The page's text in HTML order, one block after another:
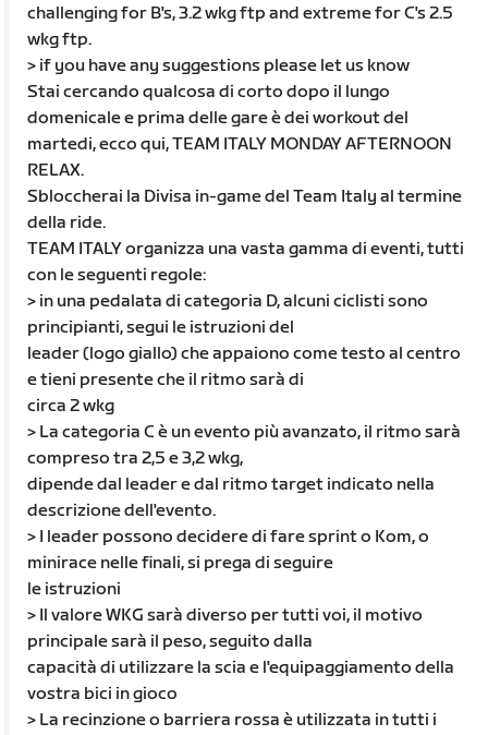
challenging for B's, 3.2 wkg ftp and extreme for C's 2.5
wkg ftp.
> if you have any suggestions please let us know
Stai cercando qualcosa di corto dopo il lungo
domenicale e prima delle gare è dei workout del
martedi, ecco qui, TEAM ITALY MONDAY AFTERNOON
RELAX.
Sbloccherai la Divisa in-game del Team Italy al termine
della ride.
TEAM ITALY organizza una vasta gamma di eventi, tutti
con le seguenti regole:
> in una pedalata di categoria D, alcuni ciclisti sono
principianti, segui le istruzioni del
leader (logo giallo) che appaiono come testo al centro
e tieni presente che il ritmo sarà di
circa 2 wkg
> La categoria C è un evento più avanzato, il ritmo sarà
compreso tra 2,5 e 3,2 wkg,
dipende dal leader e dal ritmo target indicato nella
descrizione dell'evento.
> I leader possono decidere di fare sprint o Kom, o
minirace nelle finali, si prega di seguire
le istruzioni
> Il valore WKG sarà diverso per tutti voi, il motivo
principale sarà il peso, seguito dalla
capacità di utilizzare la scia e l'equipaggiamento della
vostra bici in gioco
> La recinzione o barriera rossa è utilizzata in tutti i